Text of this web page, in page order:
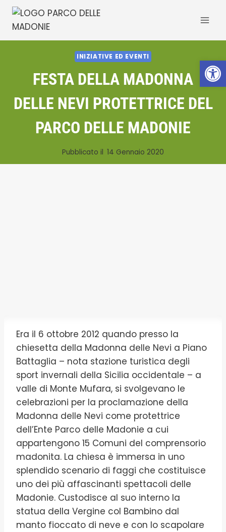
Apri
Salta
contenuto
INIZIATIVE ED EVENTI
FESTA DELLA MADONNA
DELLE NEVI PROTETTRICE DEL
PARCO DELLE MADONIE
Pubblicato il 14 Gennaio 2020
Era il 6 ottobre 2012 quando presso la
chiesetta della Madonna delle Nevi a Piano
Battaglia – nota stazione turistica degli
sport invernali della Sicilia occidentale – a
valle di Monte Mufara, si svolgevano le
celebrazioni per la proclamazione della
Madonna delle Nevi come protettrice
dell’Ente Parco delle Madonie a cui
appartengono 15 Comuni del comprensorio
madonita. La chiesa è immersa in uno
splendido scenario di faggi che costituisce
uno dei più affascinanti spettacoli delle
Madonie. Custodisce al suo interno la
statua della Vergine col Bambino dal
manto fioccato di neve e con lo scapolare